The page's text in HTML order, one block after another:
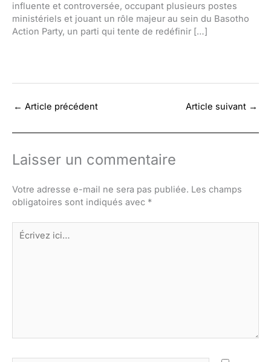
influente et controversée, occupant plusieurs postes
ministériels et jouant un rôle majeur au sein du Basotho
Action Party, un parti qui tente de redéfinir […]
← Article précédent Article suivant →
Laisser un commentaire
Votre adresse e-mail ne sera pas publiée. Les champs
obligatoires sont indiqués avec *
Écrivez
ici…